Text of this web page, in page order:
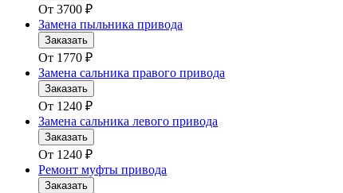
От 3700 ₽
Замена пыльника привода
Заказать
От 1770 ₽
Замена сальника правого привода
Заказать
От 1240 ₽
Замена сальника левого привода
Заказать
От 1240 ₽
Ремонт муфты привода
Заказать